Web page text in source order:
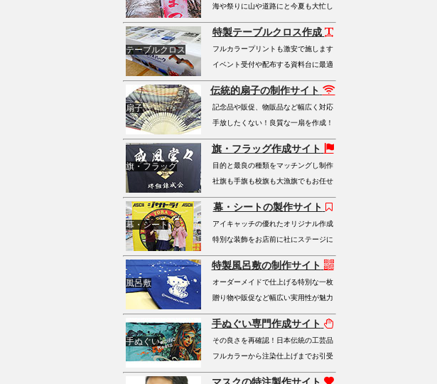
海や祭りに山や道路にと今夏も大忙し
テーブルクロス
特製テーブルクロス作成
フルカラープリントも激安で施します
イベント受付や配布する資料台に最適
扇子
伝統的扇子の制作サイト
記念品や販促、物販品など幅広く対応
手放したくない！良質な一扇を作成！
旗・フラッグ
旗・フラッグ作成サイト
目的と最良の種類をマッチングし制作
社旗も手旗も校旗も大漁旗でもお任せ
幕・シート
幕・シートの製作サイト
アイキャッチの優れたオリジナル作成
特別な装飾をお店前に社にステージに
風呂敷
特製風呂敷の制作サイト
オーダーメイドで仕上げる特別な一枚
贈り物や販促など幅広い実用性が魅力
手ぬぐい
手ぬぐい専門作成サイト
その良さを再確認！日本伝統の工芸品
フルカラーから注染仕上げまでお引受